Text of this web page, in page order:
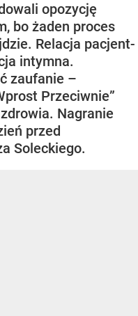
opozycję
bo żaden proces
Relacja pacjent-
intymna.
zaufanie –
Przeciwnie”
Nagranie
przed
Soleckiego.